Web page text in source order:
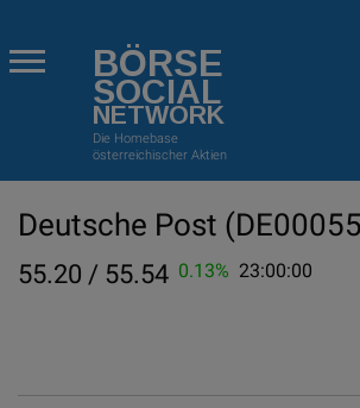
BÖRSE
SOCIAL
NETWORK
Die Homebase
österreichischer Aktien
Deutsche Post
55.20 / 55.54 0.13% 23:00:00